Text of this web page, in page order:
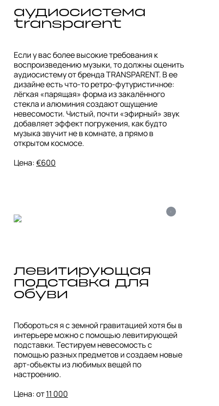
аудиосистема
transparent
Если у вас более высокие требования к
воспроизведению музыки, то должны оценить
аудиосистему от бренда TRANSPARENT. В ее
дизайне есть что-то ретро-футуристичное:
лёгкая «парящая» форма из закалённого
стекла и алюминия создают ощущение
невесомости. Чистый, почти «эфирный» звук
добавляет эффект погружения, как будто
музыка звучит не в комнате, а прямо в
открытом космосе.
Цена: €600
i
левитирующая
подставка для
обуви
Побороться я с земной гравитацией хотя бы в
интерьере можно с помощью левитирующей
подставки. Тестируем невесомость с
помощью разных предметов и создаем новые
арт-объекты из любимых вещей по
настроению.
Цена: от 11 000